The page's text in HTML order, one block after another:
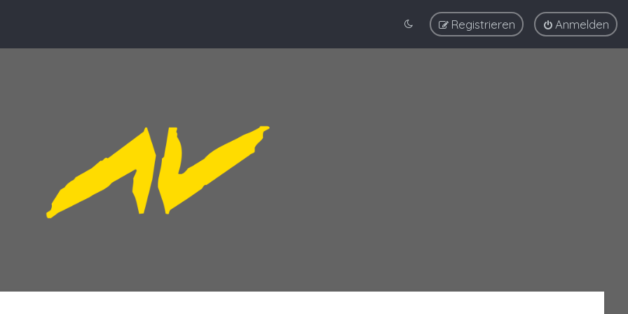
Anmelden
Registrieren